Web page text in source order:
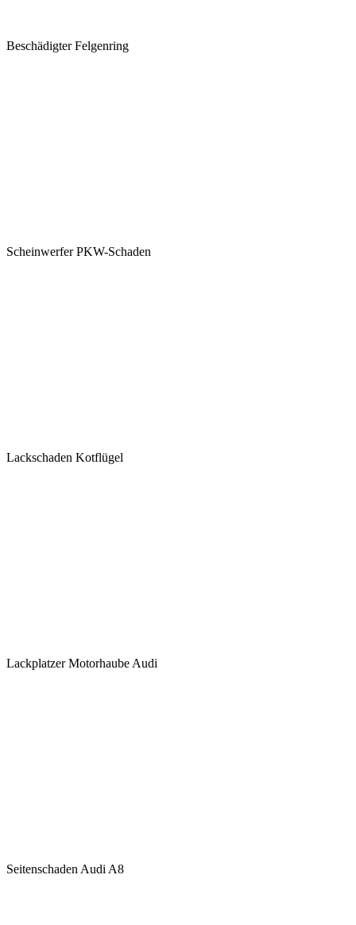
Beschädigter Felgenring
Scheinwerfer PKW-Schaden
Lackschaden Kotflügel
Lackplatzer Motorhaube Audi
Seitenschaden Audi A8